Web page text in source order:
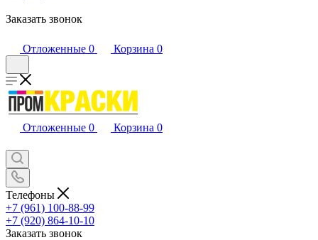
Заказать звонок
Отложенные 0 Корзина 0
Отложенные 0 Корзина 0
Телефоны
+7 (961) 100-88-99
+7 (920) 864-10-10
Заказать звонок